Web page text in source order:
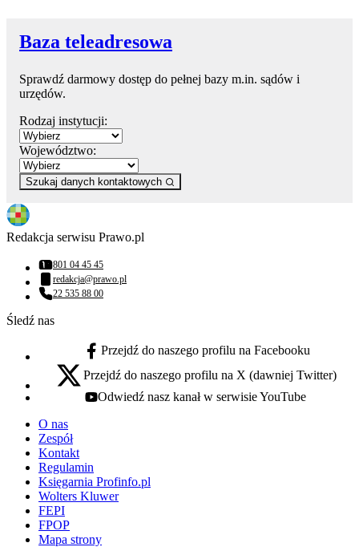
Baza teleadresowa
Sprawdź darmowy dostęp do pełnej bazy m.in. sądów i
urzędów.
Rodzaj instytucji:
Województwo:
Szukaj danych kontaktowych
Redakcja serwisu Prawo.pl
Numer telefonu:
801 04 45 45
Adres email:
redakcja@prawo.pl
Numer telefonu:
22 535 88 00
Śledź nas
facebook - otwiera się w nowej karcie
Przejdź do naszego profilu na Facebooku
x - otwiera się w nowej karcie
Przejdź do naszego profilu na X (dawniej Twitter)
youtube - otwiera się w nowej karcie
Odwiedź nasz kanał w serwisie YouTube
O nas
Zespół
Kontakt
Regulamin
Księgarnia Profinfo.pl
Wolters Kluwer
FEPI
FPOP
Mapa strony